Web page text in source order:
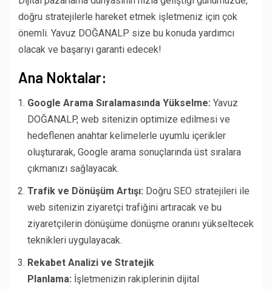
doğru stratejilerle hareket etmek işletmeniz için çok
önemli. Yavuz DOĞANALP size bu konuda yardımcı
olacak ve başarıyı garanti edecek!
Ana Noktalar:
Google Arama Sıralamasında Yükselme: Yavuz
DOĞANALP, web sitenizin optimize edilmesi ve
hedeflenen anahtar kelimelerle uyumlu içerikler
oluşturarak, Google arama sonuçlarında üst sıralara
çıkmanızı sağlayacak.
Trafik ve Dönüşüm Artışı: Doğru SEO stratejileri ile
web sitenizin ziyaretçi trafiğini artıracak ve bu
ziyaretçilerin dönüşüme dönüşme oranını yükseltecek
teknikleri uygulayacak.
Rekabet Analizi ve Stratejik
Planlama: İşletmenizin rakiplerinin dijital